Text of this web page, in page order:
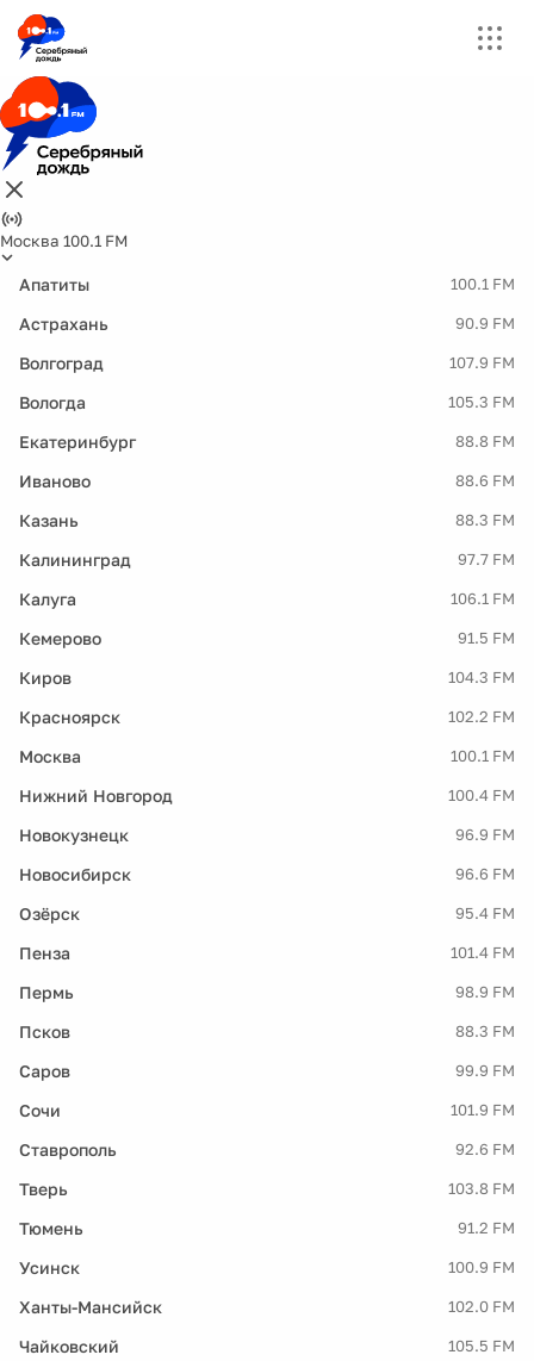
Москва 100.1 FM
Апатиты 100.1 FM
Астрахань 90.9 FM
Волгоград 107.9 FM
Вологда 105.3 FM
Екатеринбург 88.8 FM
Иваново 88.6 FM
Казань 88.3 FM
Калининград 97.7 FM
Калуга 106.1 FM
Кемерово 91.5 FM
Киров 104.3 FM
Красноярск 102.2 FM
Москва 100.1 FM
Нижний Новгород 100.4 FM
Новокузнецк 96.9 FM
Новосибирск 96.6 FM
Озёрск 95.4 FM
Пенза 101.4 FM
Пермь 98.9 FM
Псков 88.3 FM
Саров 99.9 FM
Сочи 101.9 FM
Ставрополь 92.6 FM
Тверь 103.8 FM
Тюмень 91.2 FM
Усинск 100.9 FM
Ханты-Мансийск 102.0 FM
Чайковский 105.5 FM